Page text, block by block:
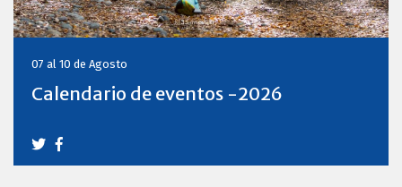
07 al 10 de Agosto
Calendario de eventos -2026